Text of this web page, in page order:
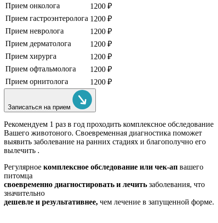
Прием онколога
1200 ₽
Прием гастроэнтеролога 1200 ₽
Прием невролога
1200 ₽
Прием дерматолога
1200 ₽
Прием хирурга
1200 ₽
Прием офтальмолога
1200 ₽
Прием орнитолога
1200 ₽
Записаться на прием
Рекомендуем 1 раз в год проходить комплексное обследование
Вашего животоного. Своевременная диагностика поможет
выявить заболевание на ранних стадиях и благополучно его
вылечить .
Регулярное комплексное обследование или чек-ап вашего
питомца
своевременно диагностировать и лечить заболевания, что
значительно
дешевле и результативнее, чем лечение в запущенной форме.